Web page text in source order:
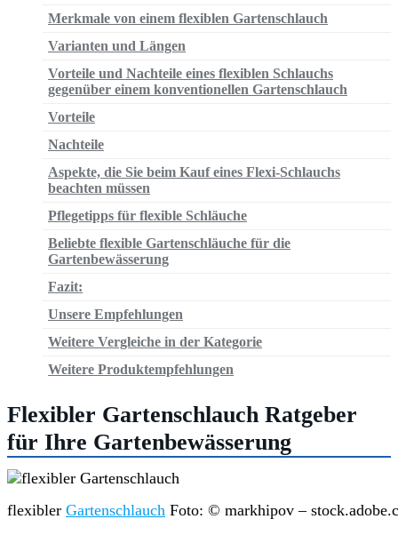
Merkmale von einem flexiblen Gartenschlauch
Varianten und Längen
Vorteile und Nachteile eines flexiblen Schlauchs
gegenüber einem konventionellen Gartenschlauch
Vorteile
Nachteile
Aspekte, die Sie beim Kauf eines Flexi-Schlauchs
beachten müssen
Pflegetipps für flexible Schläuche
Beliebte flexible Gartenschläuche für die
Gartenbewässerung
Fazit:
Unsere Empfehlungen
Weitere Vergleiche in der Kategorie
Weitere Produktempfehlungen
Flexibler Gartenschlauch Ratgeber
für Ihre Gartenbewässerung
flexibler Gartenschlauch Foto: © markhipov –